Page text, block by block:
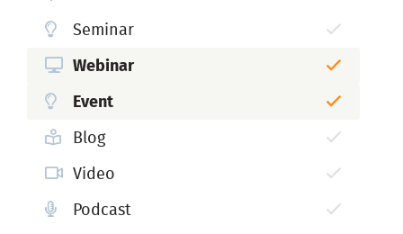
Seminar
Webinar
Event
Blog
Video
Podcast